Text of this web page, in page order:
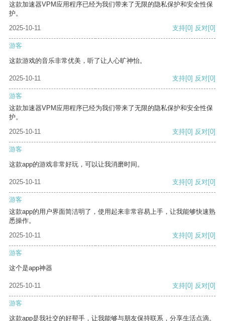
这款加速器VPM应用程序已经为我们带来了无限的隐私保护和安全性保
护。
2025-10-11
支持[0] 反对[0]
游客
这款游戏的音乐非常优美，听了让人心旷神怡。
2025-10-11 支持[0] 反对[0]
游客
这款加速器VPM应用程序已经为我们带来了无限的隐私保护和安全性保
护。
2025-10-11
支持[0] 反对[0]
游客
这款app的游戏非常好玩，可以让我消磨时间。
2025-10-11 支持[0] 反对[0]
游客
这款app的用户界面简洁明了，使用起来非常容易上手，让我能够快速熟
悉操作。
2025-10-11
支持[0] 反对[0]
游客
这个是app神器
2025-10-11 支持[0] 反对[0]
游客
这款app是我社交的好帮手，让我能够与朋友保持联系，分享生活点滴。